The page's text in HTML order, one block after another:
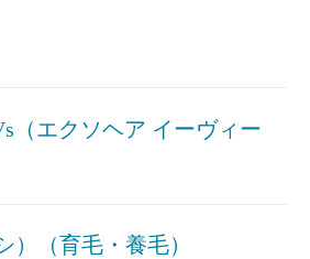
（エクソヘア イーヴィー
）（育毛・養毛）